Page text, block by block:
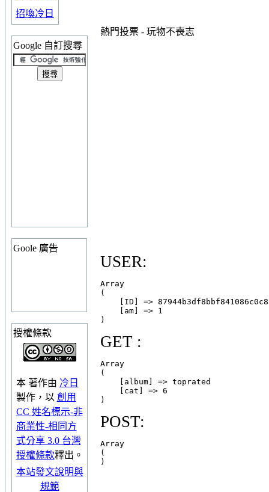
招喚冷日
Google 自訂搜尋
Goole 廣告
授權條款
本 著作由 冷日
製作，以 創用
CC 姓名標示-非
商業性-相同方
式分享 3.0 台灣
授權條款釋出。
本站發文說明與
規範
熱門投票 - 玩物不喪志
USER:
Array
(
[ID] =>
    [am] => 1
GET :
Array
(
    [album] => toprated
    [cat] => 6
POST:
Array
(